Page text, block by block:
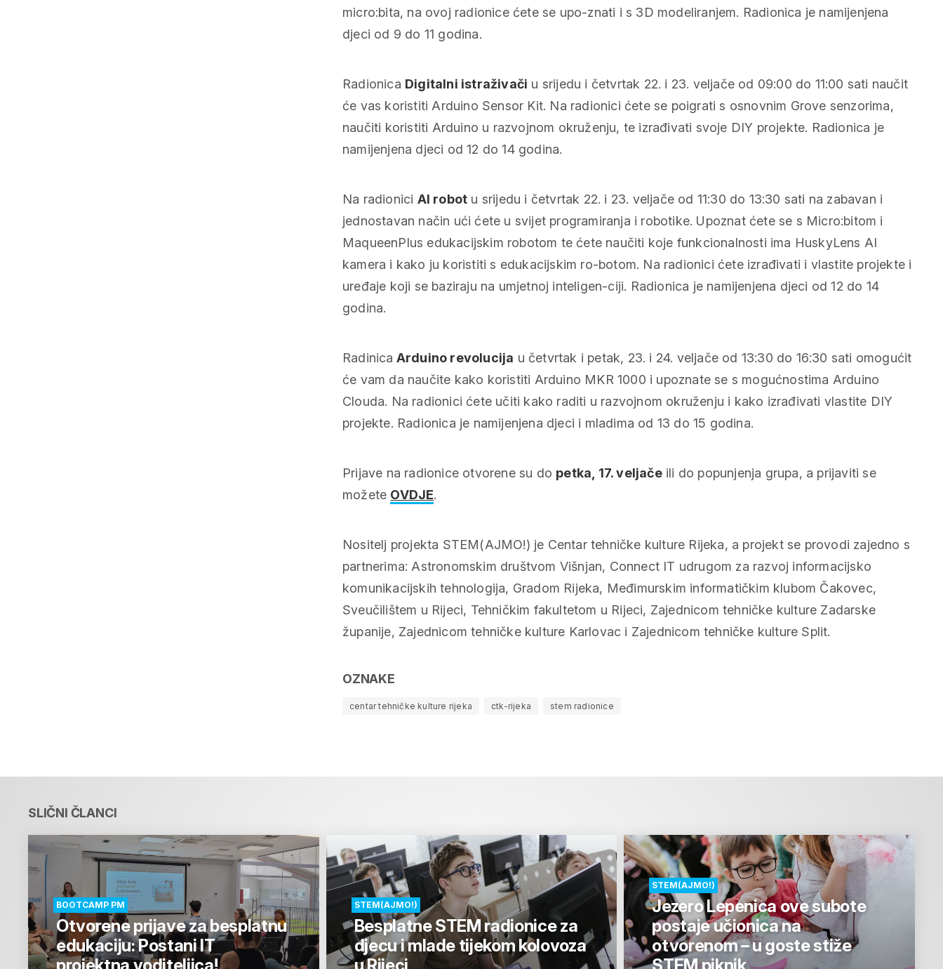
micro:bita, na ovoj radionice ćete se upo-znati i s 3D modeliranjem. Radionica je namijenjena
djeci od 9 do 11 godina.
Radionica Digitalni istraživači u srijedu i četvrtak 22. i 23. veljače od 09:00 do 11:00 sati naučit
će vas koristiti Arduino Sensor Kit. Na radionici ćete se poigrati s osnovnim Grove senzorima,
naučiti koristiti Arduino u razvojnom okruženju, te izrađivati svoje DIY projekte. Radionica je
namijenjena djeci od 12 do 14 godina.
Na radionici AI robot u srijedu i četvrtak 22. i 23. veljače od 11:30 do 13:30 sati na zabavan i
jednostavan način ući ćete u svijet programiranja i robotike. Upoznat ćete se s Micro:bitom i
MaqueenPlus edukacijskim robotom te ćete naučiti koje funkcionalnosti ima HuskyLens AI
kamera i kako ju koristiti s edukacijskim ro-botom. Na radionici ćete izrađivati i vlastite projekte i
uređaje koji se baziraju na umjetnoj inteligen-ciji. Radionica je namijenjena djeci od 12 do 14
godina.
Radinica Arduino revolucija u četvrtak i petak, 23. i 24. veljače od 13:30 do 16:30 sati omogućit
će vam da naučite kako koristiti Arduino MKR 1000 i upoznate se s mogućnostima Arduino
Clouda. Na radionici ćete učiti kako raditi u razvojnom okruženju i kako izrađivati vlastite DIY
projekte. Radionica je namijenjena djeci i mladima od 13 do 15 godina.
Prijave na radionice otvorene su do petka, 17. veljačeili do popunjenja grupa, a prijaviti se
možete OVDJE.
Nositelj projekta STEM(AJMO!) je Centar tehničke kulture Rijeka, a projekt se provodi zajedno s
partnerima: Astronomskim društvom Višnjan, Connect IT udrugom za razvoj informacijsko
komunikacijskih tehnologija, Gradom Rijeka, Međimurskim informatičkim klubom Čakovec,
Sveučilištem u Rijeci, Tehničkim fakultetom u Rijeci, Zajednicom tehničke kulture Zadarske
županije, Zajednicom tehničke kulture Karlovac i Zajednicom tehničke kulture Split.
OZNAKE
centar tehničke kulture rijeka ctk-rijeka stem radionice
SLIČNI ČLANCI
BOOTCAMP PM
Otvorene prijave za besplatnu
edukaciju: Postani IT
projektna voditeljica!
STEM(AJMO!)
Besplatne STEM radionice za
djecu i mlade tijekom kolovoza
u Rijeci
STEM(AJMO!)
Jezero Lepenica ove subote
postaje učionica na
otvorenom – u goste stiže
STEM piknik